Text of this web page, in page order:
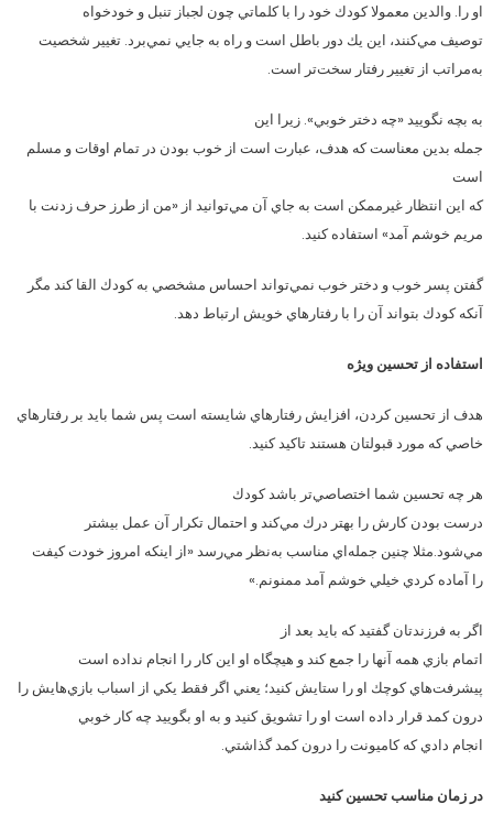
او را. والدين معمولا كودك خود را با كلماتي چون لجباز تنبل و خودخواه
توصيف مي‌كنند، اين يك دور باطل است و راه به جايي نمي‌برد. تغيير شخصيت
به‌مراتب از تغيير رفتار سخت‌تر است.
به بچه نگوييد «چه دختر خوبي». زيرا اين
جمله بدين معناست كه هدف، عبارت است از خوب بودن در تمام اوقات و مسلم
است
كه اين انتظار غيرممكن است به جاي آن مي‌توانيد از «من از طرز حرف زدنت با
مريم خوشم آمد» استفاده كنيد.
گفتن پسر خوب و دختر خوب نمي‌تواند احساس مشخصي به كودك القا كند مگر
آنكه كودك بتواند آن را با رفتارهاي خويش ارتباط دهد.
استفاده از تحسين ويژه
هدف از تحسين كردن، افزايش رفتارهاي شايسته است پس شما بايد بر رفتارهاي
خاصي كه مورد قبولتان هستند تاكيد كنيد.
هر چه تحسين شما اختصاصي‌تر باشد كودك
درست بودن كارش را بهتر درك مي‌كند و احتمال تكرار آن عمل بيشتر
مي‌شود.مثلا چنين جمله‌اي مناسب به‌نظر مي‌رسد «از اينكه امروز خودت كيفت
را آماده كردي خيلي خوشم آمد ممنونم.»
اگر به فرزندتان گفتيد كه بايد بعد از
اتمام بازي همه آنها را جمع كند و هيچگاه او اين كار را انجام نداده است
پيشرفت‌هاي كوچك او را ستايش كنيد؛ يعني اگر فقط يكي از اسباب بازي‌هايش را
درون كمد قرار داده است او را تشويق كنيد و به او بگوييد چه كار خوبي
انجام دادي كه كاميونت را درون كمد گذاشتي.
در زمان مناسب تحسين كنيد